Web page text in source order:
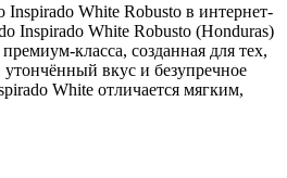
Inspirado White Robusto в интернет-
Inspirado White Robusto (Honduras)
класса, созданная для тех,
утончённый вкус и безупречное
White отличается мягким,